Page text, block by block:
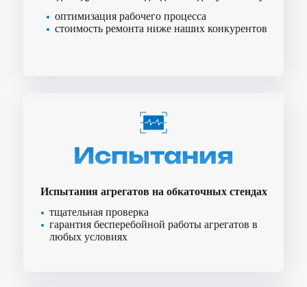
оптимизация рабочего процесса
стоимость ремонта ниже наших конкурентов
Испытания
Испытания агрегатов на обкаточных стендах
тщательная проверка
гарантия бесперебойной работы агрегатов в
любых условиях